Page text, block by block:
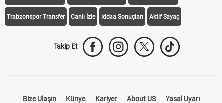
Trabzonspor Transfer Canlı İzle iddaa Sonuçları Aktif Sayaç
Takip Et
Bize Ulaşın Künye Kariyer About US Yasal Uyarı